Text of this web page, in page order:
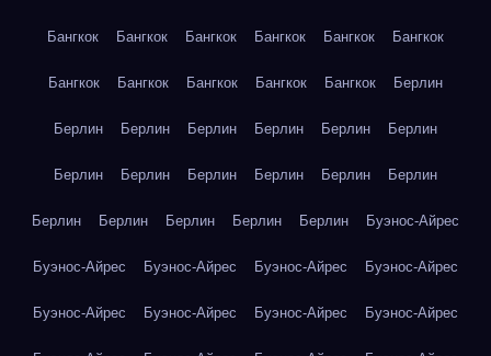
Бангкок Бангкок Бангкок Бангкок Бангкок Бангкок
Бангкок Бангкок Бангкок Бангкок Бангкок Берлин
Берлин Берлин Берлин Берлин Берлин Берлин
Берлин Берлин Берлин Берлин Берлин Берлин
Берлин Берлин Берлин Берлин Берлин Буэнос-Айрес
Буэнос-Айрес Буэнос-Айрес Буэнос-Айрес Буэнос-Айрес
Буэнос-Айрес Буэнос-Айрес Буэнос-Айрес Буэнос-Айрес